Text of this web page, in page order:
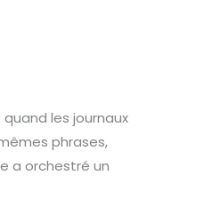
les journaux
phrases,
a orchestré un